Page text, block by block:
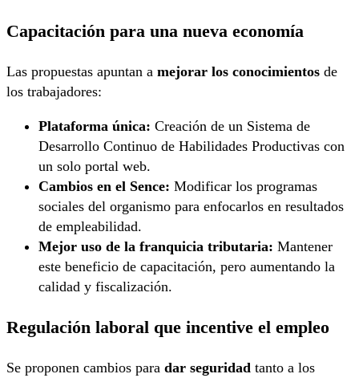
Capacitación para una nueva economía
Las propuestas apuntan a mejorar los conocimientos de
los trabajadores:
Plataforma única: Creación de un Sistema de
Desarrollo Continuo de Habilidades Productivas con
un solo portal web.
Cambios en el Sence: Modificar los programas
sociales del organismo para enfocarlos en resultados
de empleabilidad.
Mejor uso de la franquicia tributaria: Mantener
este beneficio de capacitación, pero aumentando la
calidad y fiscalización.
Regulación laboral que incentive el empleo
Se proponen cambios para dar seguridad tanto a los